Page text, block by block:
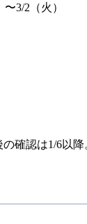
3/2（火）
確認は1/6以降